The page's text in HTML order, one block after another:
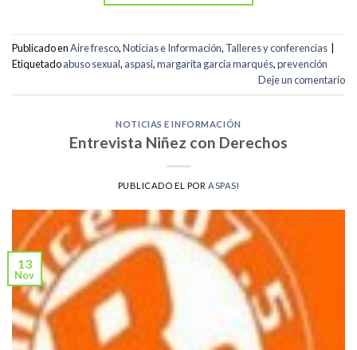
Publicado enAire fresco,Noticias e Información, Talleres y conferencias
Etiquetadoabuso sexual, aspasi,margarita garcía marqués,prevención
Deje un comentario
NOTICIAS E INFORMACIÓN
Entrevista Niñez con Derechos
PUBLICADO EL POR ASPASI
13
Nov